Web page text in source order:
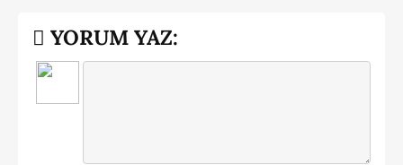
YORUM YAZ: